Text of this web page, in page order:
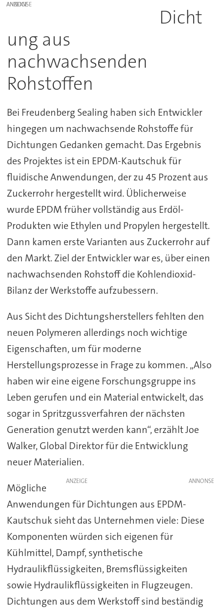
ANZEIGE
Dicht
ung aus
nachwachsenden
Rohstoffen
Bei Freudenberg Sealing haben sich Entwickler
hingegen um nachwachsende Rohstoffe für
Dichtungen Gedanken gemacht. Das Ergebnis
des Projektes ist ein EPDM-Kautschuk für
fluidische Anwendungen, der zu 45 Prozent aus
Zuckerrohr hergestellt wird. Üblicherweise
wurde EPDM früher vollständig aus Erdöl-
Produkten wie Ethylen und Propylen hergestellt.
Dann kamen erste Varianten aus Zuckerrohr auf
den Markt. Ziel der Entwickler war es, über einen
nachwachsenden Rohstoff die Kohlendioxid-
Bilanz der Werkstoffe aufzubessern.
Aus Sicht des Dichtungsherstellers fehlten den
neuen Polymeren allerdings noch wichtige
Eigenschaften, um für moderne
Herstellungsprozesse in Frage zu kommen. „Also
haben wir eine eigene Forschungsgruppe ins
Leben gerufen und ein Material entwickelt, das
sogar in Spritzgussverfahren der nächsten
Generation genutzt werden kann“, erzählt Joe
Walker, Global Direktor für die Entwicklung
neuer Materialien.
ANZEIGE
Mögliche
Anwendungen für Dichtungen aus EPDM-
Kautschuk sieht das Unternehmen viele: Diese
Komponenten würden sich eigenen für
Kühlmittel, Dampf, synthetische
Hydraulikflüssigkeiten, Bremsflüssigkeiten
sowie Hydraulikflüssigkeiten in Flugzeugen.
Dichtungen aus dem Werkstoff sind beständig